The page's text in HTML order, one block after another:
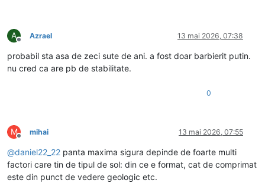
A
Deconectat
Azrael 13 mai 2026, 07:38
probabil sta asa de zeci sute de ani. a fost doar barbierit putin.
nu cred ca are pb de stabilitate.
0
M
Deconectat
mihai 13 mai 2026, 07:55
@daniel22_22 panta maxima sigura depinde de foarte multi
factori care tin de tipul de sol: din ce e format, cat de comprimat
este din punct de vedere geologic etc.